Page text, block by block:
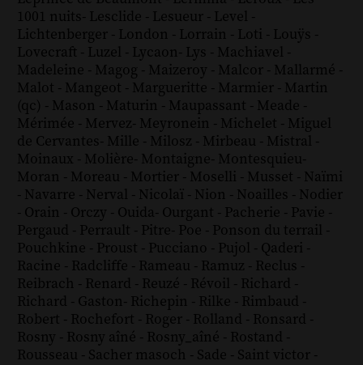
1001 nuits- Lesclide - Lesueur - Level -
Lichtenberger - London - Lorrain - Loti - Louÿs -
Lovecraft - Luzel - Lycaon- Lys - Machiavel -
Madeleine - Magog - Maizeroy - Malcor - Mallarmé -
Malot - Mangeot - Margueritte - Marmier - Martin
(qc) - Mason - Maturin - Maupassant - Meade -
Mérimée - Mervez- Meyronein - Michelet - Miguel
de Cervantes- Mille - Milosz - Mirbeau - Mistral -
Moinaux - Molière- Montaigne- Montesquieu-
Moran - Moreau - Mortier - Moselli - Musset - Naïmi
- Navarre - Nerval - Nicolaï - Nion - Noailles - Nodier
- Orain - Orczy - Ouida- Ourgant - Pacherie - Pavie -
Pergaud - Perrault - Pitre- Poe - Ponson du terrail -
Pouchkine - Proust - Pucciano - Pujol - Qaderi -
Racine - Radcliffe - Rameau - Ramuz - Reclus -
Reibrach - Renard - Reuzé - Révoil - Richard -
Richard - Gaston- Richepin - Rilke - Rimbaud -
Robert - Rochefort - Roger - Rolland - Ronsard -
Rosny - Rosny aîné - Rosny_aîné - Rostand -
Rousseau - Sacher masoch - Sade - Saint victor -